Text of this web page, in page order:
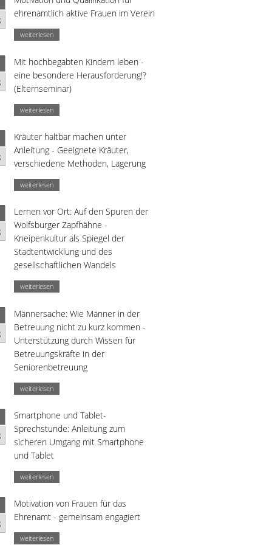
ehrenamtlich aktive Frauen im Verein
weiterlesen
Mit hochbegabten Kindern leben -
eine besondere Herausforderung!?
(Elternseminar)
weiterlesen
Kräuter haltbar machen unter
Anleitung - Geeignete Kräuter,
verschiedene Methoden, Lagerung
weiterlesen
Lernen vor Ort: Auf den Spuren der
Wolfsburger Zapfhähne -
Kneipenkultur als Spiegel der
Stadtentwicklung und des
gesellschaftlichen Wandels
weiterlesen
Männersache: Wie Männer in der
Betreuung nicht zu kurz kommen -
Unterstützung durch Wissen für
Betreuungskräfte in der
Seniorenbetreuung
weiterlesen
Smartphone und Tablet-
Sprechstunde: Anleitung zum
sicheren Umgang mit Smartphone
und Tablet
weiterlesen
Motivation von Frauen für das
Ehrenamt - gemeinsam engagiert
weiterlesen